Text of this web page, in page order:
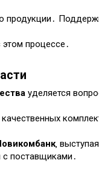
продукции․
процессе․
уделяется
‚
поставщиками․